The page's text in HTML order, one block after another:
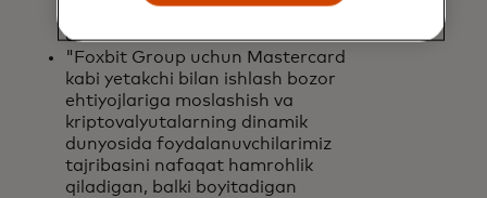
asoschilaridan biri Leif Ferreira.
"Foxbit Group uchun Mastercard
kabi yetakchi bilan ishlash bozor
ehtiyojlariga moslashish va
kriptovalyutalarning dinamik
dunyosida foydalanuvchilarimiz
tajribasini nafaqat hamrohlik
qiladigan, balki boyitadigan